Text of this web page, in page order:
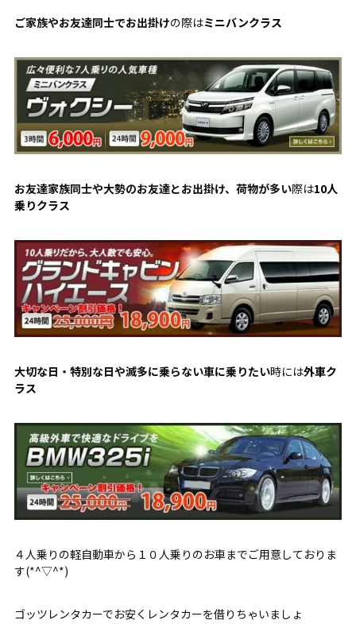
ご家族やお友達同士でお出掛けの際はミニバンクラス
お友達家族同士や大勢のお友達とお出掛け、荷物が多い際は10人
乗りクラス
大切な日・特別な日や滅多に乗らない車に乗りたい時には外車ク
ラス
４人乗りの軽自動車から１０人乗りのお車までご用意しておりま
す(*^▽^*)
ゴッツレンタカーでお安くレンタカーを借りちゃいましょ